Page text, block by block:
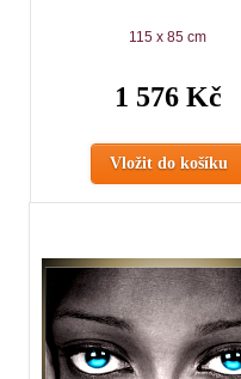
115 x 85 cm
1 576 Kč
Vložit do košíku